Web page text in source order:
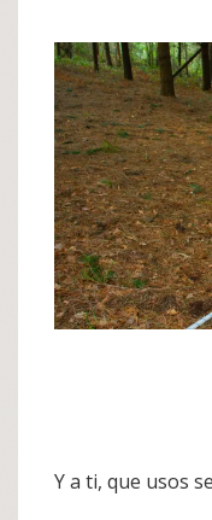
Y a ti, que usos